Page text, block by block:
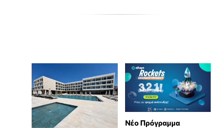
Νέο Πρόγραμμα